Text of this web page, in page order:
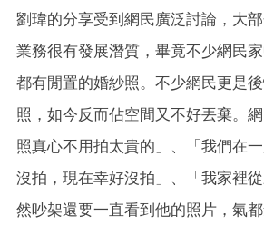
劉瑋的分享受到網民廣泛討論，大
業務很有發展潛質，畢竟不少網民
都有閒置的婚紗照。不少網民更是
照，如今反而佔空間又不好丟棄。
照真心不用拍太貴的」、「我們在
沒拍，現在幸好沒拍」、「我家裡
然吵架還要一直看到他的照片，氣都